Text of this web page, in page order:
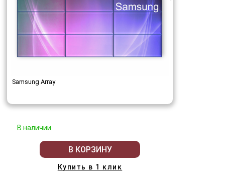
Samsung Array
В наличии
В КОРЗИНУ
Купить в 1 клик